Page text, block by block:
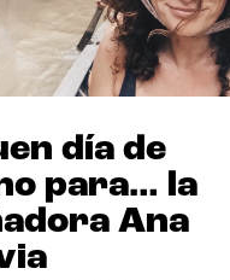
día de
para… la
Ana